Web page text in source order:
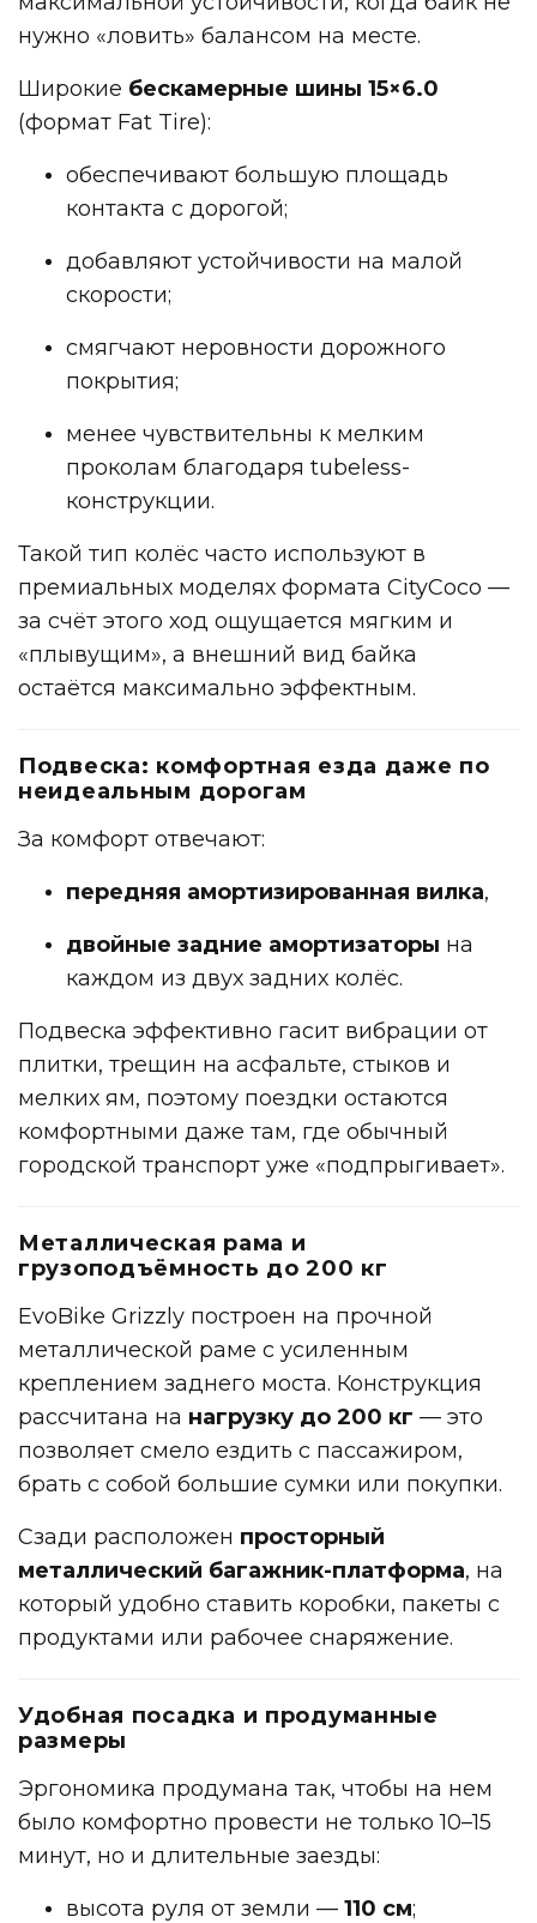
нужно «ловить» балансом на месте.
Широкие бескамерные шины 15×6.0
(формат Fat Tire):
обеспечивают большую площадь
контакта с дорогой;
добавляют устойчивости на малой
скорости;
смягчают неровности дорожного
покрытия;
менее чувствительны к мелким
проколам благодаря tubeless-
конструкции.
Такой тип колёс часто используют в
премиальных моделях формата CityCoco —
за счёт этого ход ощущается мягким и
«плывущим», а внешний вид байка
остаётся максимально эффектным.
Подвеска: комфортная езда даже по
неидеальным дорогам
За комфорт отвечают:
передняя амортизированная вилка,
двойные задние амортизаторы на
каждом из двух задних колёс.
Подвеска эффективно гасит вибрации от
плитки, трещин на асфальте, стыков и
мелких ям, поэтому поездки остаются
комфортными даже там, где обычный
городской транспорт уже «подпрыгивает».
Металлическая рама и
грузоподъёмность до 200 кг
EvoBike Grizzly построен на прочной
металлической раме с усиленным
креплением заднего моста. Конструкция
рассчитана на нагрузку до 200 кг — это
позволяет смело ездить с пассажиром,
брать с собой большие сумки или покупки.
Сзади расположен просторный
металлический багажник-платформа, на
который удобно ставить коробки, пакеты с
продуктами или рабочее снаряжение.
Удобная посадка и продуманные
размеры
Эргономика продумана так, чтобы на нем
было комфортно провести не только 10–15
минут, но и длительные заезды:
высота руля от земли — 110 см;